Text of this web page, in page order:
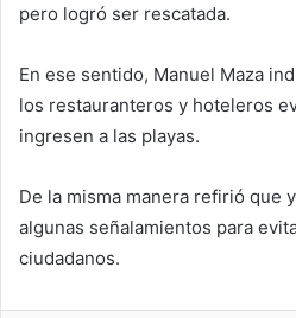
pero logró ser rescatada.
En ese sentido, Manuel Maza
los restauranteros y hoteleros
ingresen a las playas.
De la misma manera refirió que
algunas señalamientos para
ciudadanos.